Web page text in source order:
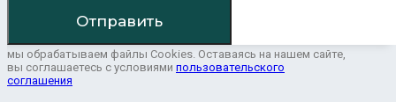
Отправить
мы обрабатываем файлы Cookies. Оставаясь на нашем сайте,
вы соглашаетесь с условиями пользовательского
соглашения